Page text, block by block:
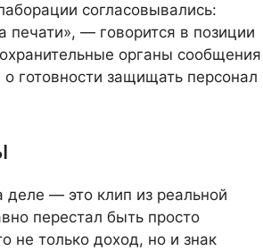
согласовывались:
печати», — говорится в позиции
органы сообщения
готовности защищать персонал
— это клип из реальной
перестал быть просто
не только доход, но и знак